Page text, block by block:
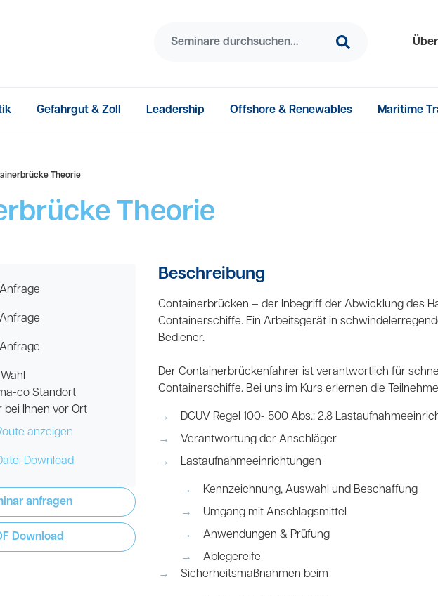
Seminare
Gefahrgut & Zoll Leadership Offshore & Renewables Maritime
Theorie
Theorie
co Standort
bei Ihnen vor Ort
anzeigen
Download
anfragen
Download
Beschreibung
Containerbrücken – der Inbegriff der Abwicklung des
Containerschiffe. Ein Arbeitsgerät in
Bediener.
Der Containerbrückenfahrer ist verantwortlich für
Containerschiffe. Bei uns im Kurs erlernen die
DGUV Regel 100- 500 Abs.: 2.8
Verantwortung der Anschläger
Lastaufnahmeeinrichtungen
Kennzeichnung, Auswahl und Beschaffung
Umgang mit Anschlagsmittel
Anwendungen & Prüfung
Ablegereife
Sicherheitsmaßnahmen beim